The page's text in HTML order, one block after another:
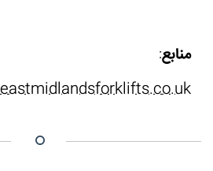
منابع: